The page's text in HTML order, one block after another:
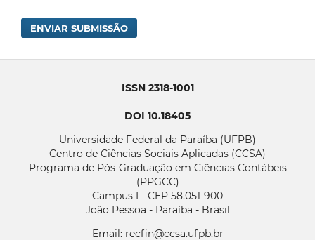
ENVIAR SUBMISSÃO
ISSN 2318-1001
DOI 10.18405
Universidade Federal da Paraíba (UFPB)
Centro de Ciências Sociais Aplicadas (CCSA)
Programa de Pós-Graduação em Ciências Contábeis
(PPGCC)
Campus I - CEP 58.051-900
João Pessoa - Paraíba - Brasil
Email: recfin@ccsa.ufpb.br